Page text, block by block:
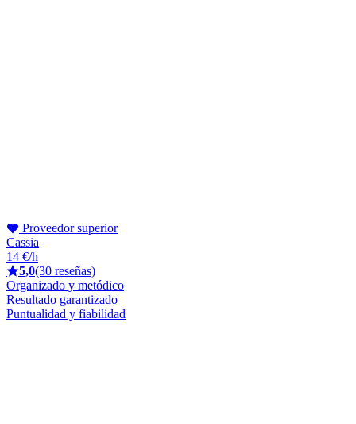
Proveedor superior
Cassia
14 €/h
5,0(30 reseñas)
Organizado y metódico
Resultado garantizado
Puntualidad y fiabilidad